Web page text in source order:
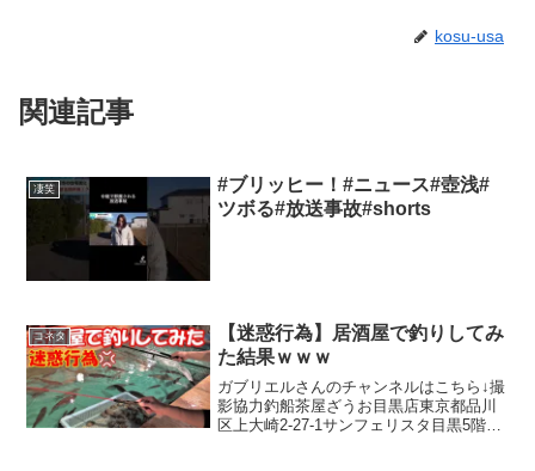
kosu-usa
関連記事
凄笑
#ブリッヒー！#ニュース#壺浅#
ツボる#放送事故#shorts
コネタ
【迷惑行為】居酒屋で釣りしてみ
た結果ｗｗｗ
ガブリエルさんのチャンネルはこちら↓撮
影協力釣船茶屋ざうお目黒店東京都品川
区上大崎2-27-1サンフェリスタ目黒5階ラ